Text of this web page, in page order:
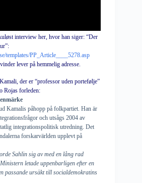
interview her, hvor han siger: “Der
templates/PP_Article____5278.asp
lever på hemmelig adresse.
Kamali , der er “professor uden portefølje”
Rojas forleden:
Kamalis påhopp på folkpartiet. Han är
och utsågs 2004 av
integrationspolitisk utredning. Det
forskarvärlden upplevt på
Sahlin sig av med en lång rad
letade uppenbarligen efter en
passande ursäkt till socialdemokratins